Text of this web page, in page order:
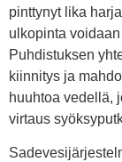
pinttynyt lika
ulkopinta
Puhdistuksen
kiinnitys ja
huuhtoa vedellä,
virtaus